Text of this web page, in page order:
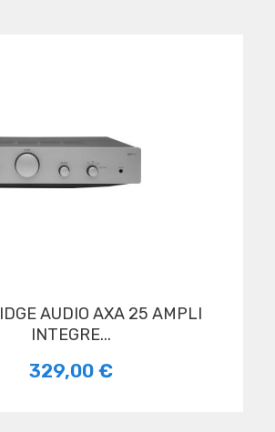
INTEGRE...
329,00 €